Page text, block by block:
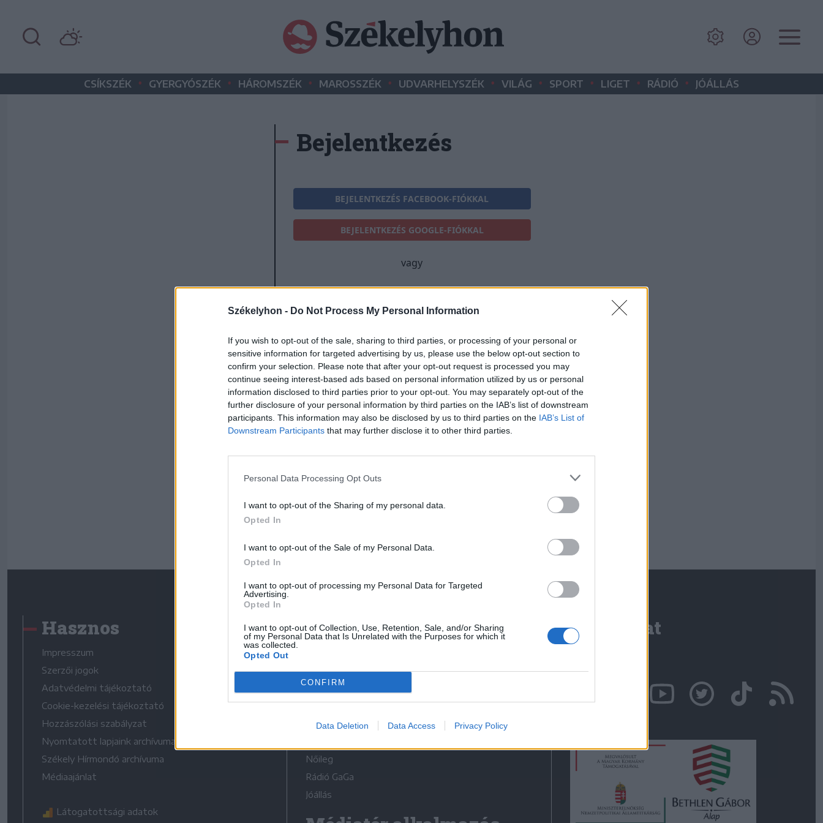
Székelyhon - Do Not Process My Personal Information
If you wish to opt-out of the sale, sharing to third parties, or processing of your personal or
sensitive information for targeted advertising by us, please use the below opt-out section to
confirm your selection. Please note that after your opt-out request is processed you may
continue seeing interest-based ads based on personal information utilized by us or personal
information disclosed to third parties prior to your opt-out. You may separately opt-out of the
further disclosure of your personal information by third parties on the IAB’s list of downstream
participants. This information may also be disclosed by us to third parties on the IAB’s List of
Downstream Participants that may further disclose it to other third parties.
Personal Data Processing Opt Outs
I want to opt-out of the Sharing of my personal data.
Opted In
I want to opt-out of the Sale of my Personal Data.
Opted In
I want to opt-out of processing my Personal Data for Targeted
Advertising.
Opted In
I want to opt-out of Collection, Use, Retention, Sale, and/or Sharing
of my Personal Data that Is Unrelated with the Purposes for which it
was collected.
Opted Out
CONFIRM
Data Deletion Data Access Privacy Policy
CSÍKSZÉK • GYERGYÓSZÉK • HÁROMSZÉK • MAROSSZÉK • UDVARHELYSZÉK • VILÁG • SPORT • LIGET • RÁDIÓ • JÓÁLLÁS
Bejelentkezés
BEJELENTKEZÉS FACEBOOK-FIÓKKAL
BEJELENTKEZÉS GOOGLE-FIÓKKAL
vagy
E-mail-cím
Jelszó
Elfelejtette a jelszavát?
BEJELENTKEZÉS
Hasznos
Impresszum
Szerzői jogok
Adatvédelmi tájékoztató
Cookie-kezelési tájékoztató
Hozzászólási szabályzat
Nyomtatott lapjaink archívuma
Székely Hírmondó archívuma
Médiaajánlat
Látogatottsági adatok
Médiatér
Liget
Krónika
Bihari Napló
Erdélyi Napló
Nőileg
Rádió GaGa
Jóállás
Kapcsolat